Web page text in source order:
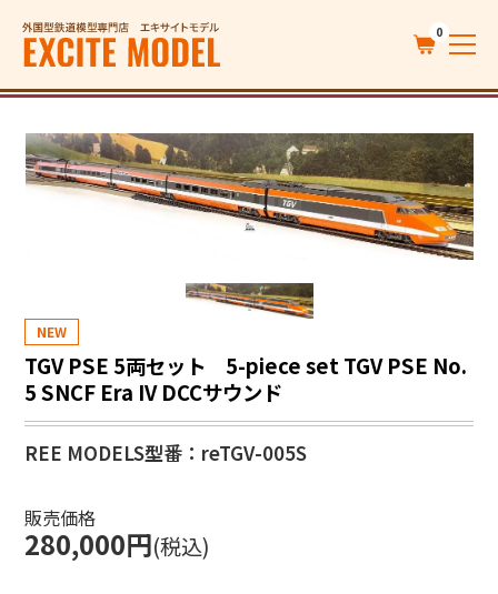
0
NEW
TGV PSE 5両セット 5-piece set TGV PSE No.
5 SNCF Era IV DCCサウンド
REE MODELS型番：reTGV-005S
販売価格
280,000円(税込)